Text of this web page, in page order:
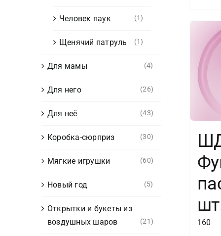
Человек паук (1)
Щенячий патруль (1)
Для мамы (4)
Для него (26)
Для неё (43)
Коробка-сюрприз (30)
Мягкие игрушки (60)
Новый год (5)
Открытки и букеты из
воздушных шаров
(21) 160